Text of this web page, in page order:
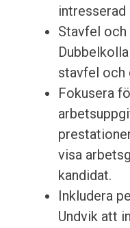
intresserad
Stavfel
stavfel och
Fokusera
visa
kandidat.
Inkludera
Undvik att